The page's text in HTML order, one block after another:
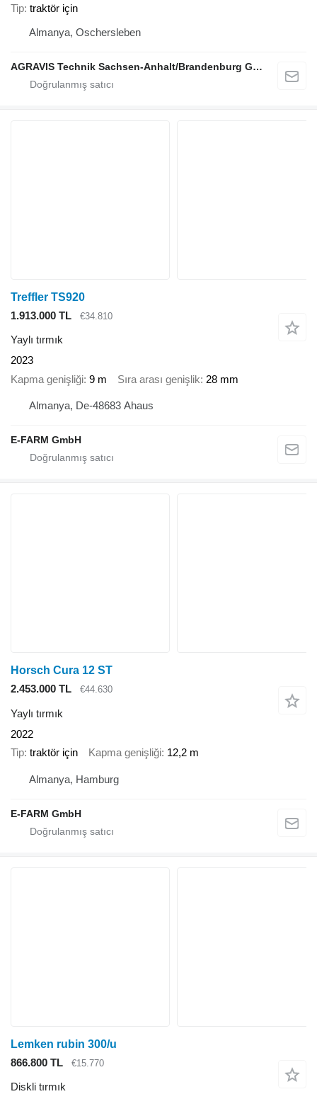
Tip traktör için
Almanya, Oschersleben
AGRAVIS Technik Sachsen-Anhalt/Brandenburg GmbH
Treffler TS920
1.913.000 TL
€34.810
Yaylı tırmık
2023
Kapma genişliği 9 m Sıra arası genişlik 28 mm
Almanya, De-48683 Ahaus
E-FARM GmbH
Horsch Cura 12 ST
2.453.000 TL
€44.630
Yaylı tırmık
2022
Tip traktör için Kapma genişliği 12,2 m
Almanya, Hamburg
E-FARM GmbH
Lemken rubin 300/u
866.800 TL
€15.770
Diskli tırmık